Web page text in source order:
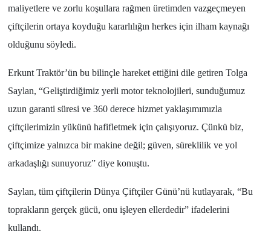
maliyetlere ve zorlu koşullara rağmen üretimden vazgeçmeyen
çiftçilerin ortaya koyduğu kararlılığın herkes için ilham kaynağı
olduğunu söyledi.
Erkunt Traktör’ün bu bilinçle hareket ettiğini dile getiren Tolga
Saylan, “Geliştirdiğimiz yerli motor teknolojileri, sunduğumuz
uzun garanti süresi ve 360 derece hizmet yaklaşımımızla
çiftçilerimizin yükünü hafifletmek için çalışıyoruz. Çünkü biz,
çiftçimize yalnızca bir makine değil; güven, süreklilik ve yol
arkadaşlığı sunuyoruz” diye konuştu.
Saylan, tüm çiftçilerin Dünya Çiftçiler Günü’nü kutlayarak, “Bu
toprakların gerçek gücü, onu işleyen ellerdedir” ifadelerini
kullandı.